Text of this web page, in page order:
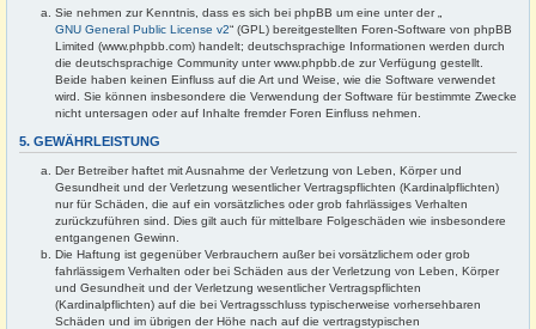
Sie nehmen zur Kenntnis, dass es sich bei phpBB um eine unter der „
GNU General Public License v2“ (GPL) bereitgestellten Foren-Software von phpBB
Limited (www.phpbb.com) handelt; deutschsprachige Informationen werden durch
die deutschsprachige Community unter www.phpbb.de zur Verfügung gestellt.
Beide haben keinen Einfluss auf die Art und Weise, wie die Software verwendet
wird. Sie können insbesondere die Verwendung der Software für bestimmte Zwecke
nicht untersagen oder auf Inhalte fremder Foren Einfluss nehmen.
5. GEWÄHRLEISTUNG
Der Betreiber haftet mit Ausnahme der Verletzung von Leben, Körper und
Gesundheit und der Verletzung wesentlicher Vertragspflichten (Kardinalpflichten)
nur für Schäden, die auf ein vorsätzliches oder grob fahrlässiges Verhalten
zurückzuführen sind. Dies gilt auch für mittelbare Folgeschäden wie insbesondere
entgangenen Gewinn.
Die Haftung ist gegenüber Verbrauchern außer bei vorsätzlichem oder grob
fahrlässigem Verhalten oder bei Schäden aus der Verletzung von Leben, Körper
und Gesundheit und der Verletzung wesentlicher Vertragspflichten
(Kardinalpflichten) auf die bei Vertragsschluss typischerweise vorhersehbaren
Schäden und im übrigen der Höhe nach auf die vertragstypischen